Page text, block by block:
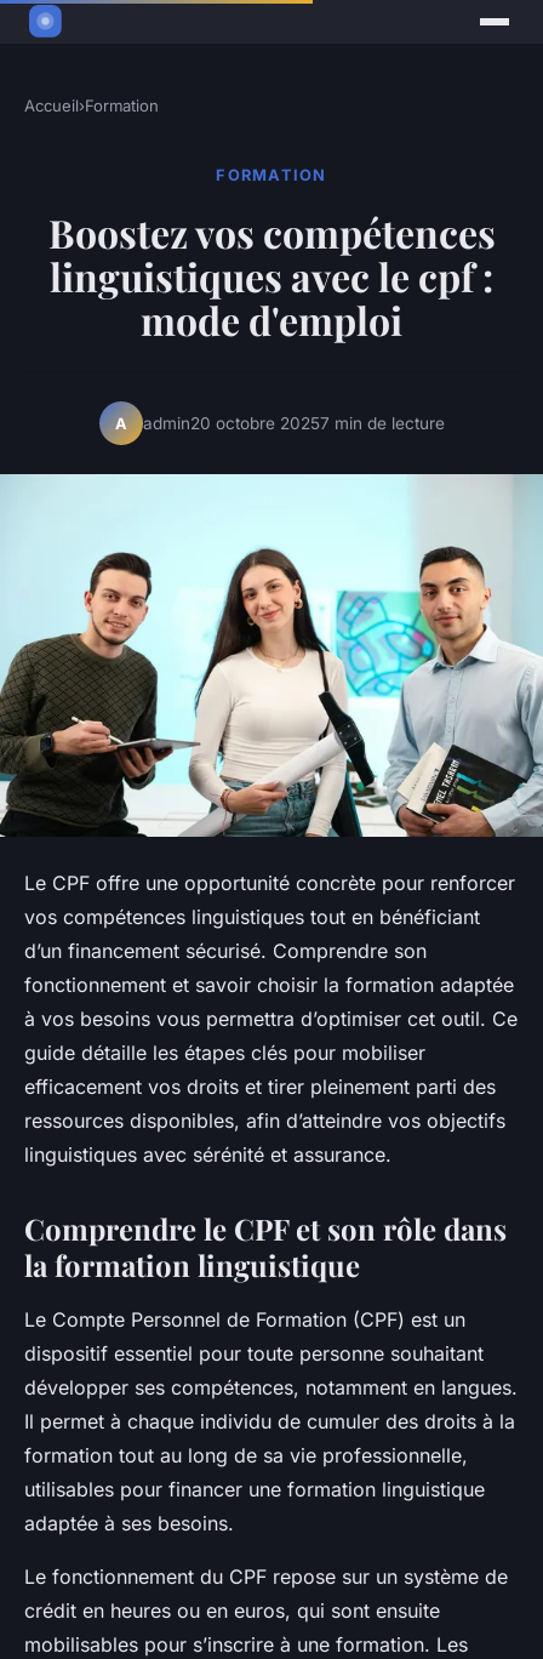
Accueil›Formation
FORMATION
Boostez vos compétences
linguistiques avec le cpf :
mode d'emploi
A admin20 octobre 20257 min de lecture
Le CPF offre une opportunité concrète pour renforcer
vos compétences linguistiques tout en bénéficiant
d’un financement sécurisé. Comprendre son
fonctionnement et savoir choisir la formation adaptée
à vos besoins vous permettra d’optimiser cet outil. Ce
guide détaille les étapes clés pour mobiliser
efficacement vos droits et tirer pleinement parti des
ressources disponibles, afin d’atteindre vos objectifs
linguistiques avec sérénité et assurance.
Comprendre le CPF et son rôle dans
la formation linguistique
Le Compte Personnel de Formation (CPF) est un
dispositif essentiel pour toute personne souhaitant
développer ses compétences, notamment en langues.
Il permet à chaque individu de cumuler des droits à la
formation tout au long de sa vie professionnelle,
utilisables pour financer une formation linguistique
adaptée à ses besoins.
Le fonctionnement du CPF repose sur un système de
crédit en heures ou en euros, qui sont ensuite
mobilisables pour s’inscrire à une formation. Les